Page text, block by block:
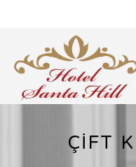
ÇİFT